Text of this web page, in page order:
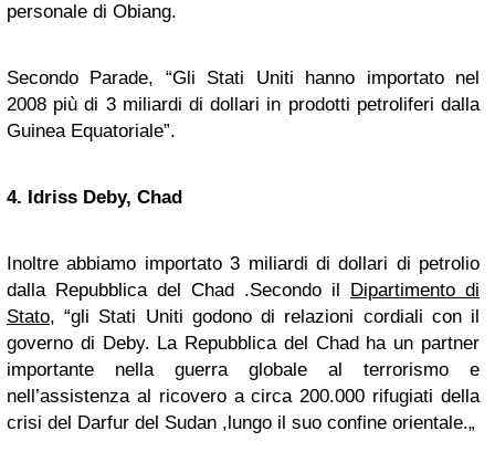
personale di Obiang.
Secondo Parade, “Gli Stati Uniti hanno importato nel
2008 più di 3 miliardi di dollari in prodotti petroliferi dalla
Guinea Equatoriale”.
4. Idriss Deby, Chad
Inoltre abbiamo importato 3 miliardi di dollari di petrolio
dalla Repubblica del Chad .Secondo il Dipartimento di
Stato, “gli Stati Uniti godono di relazioni cordiali con il
governo di Deby. La Repubblica del Chad ha un partner
importante nella guerra globale al terrorismo e
nell’assistenza al ricovero a circa 200.000 rifugiati della
crisi del Darfur del Sudan ,lungo il suo confine orientale.„